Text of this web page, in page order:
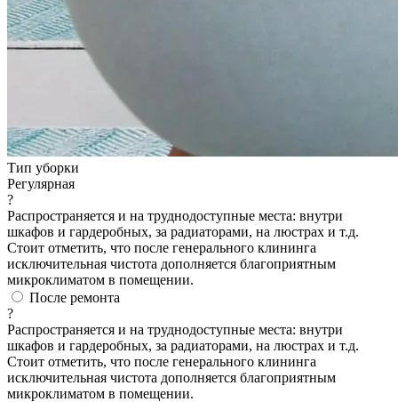
Тип уборки
Регулярная
?
Распространяется и на труднодоступные места: внутри
шкафов и гардеробных, за радиаторами, на люстрах и т.д.
Стоит отметить, что после генерального клининга
исключительная чистота дополняется благоприятным
микроклиматом в помещении.
После ремонта
?
Распространяется и на труднодоступные места: внутри
шкафов и гардеробных, за радиаторами, на люстрах и т.д.
Стоит отметить, что после генерального клининга
исключительная чистота дополняется благоприятным
микроклиматом в помещении.